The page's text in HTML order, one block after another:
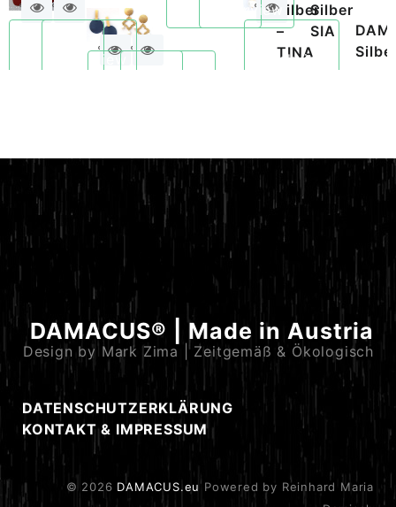
Quickview
DAMACUS
Fashion
Quickview
DAMACUS
Fashion
TERRASilber
–
TINA
Quickview
Silber
SIA
Quickview
DAMACUS® | Made in Austria
Design by Mark Zima | Zeitgemäß & Ökologisch
DATENSCHUTZERKLÄRUNG
KONTAKT & IMPRESSUM
© 2026 DAMACUS.eu Powered by Reinhard Maria